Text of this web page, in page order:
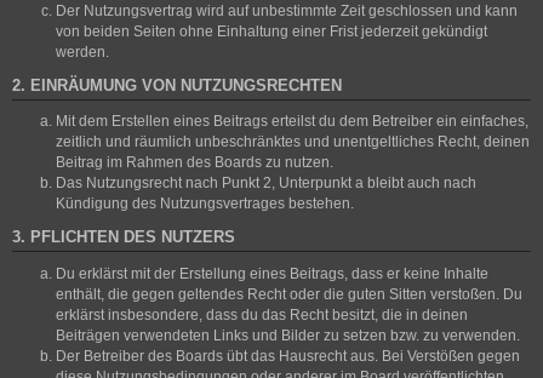
Der Nutzungsvertrag wird auf unbestimmte Zeit geschlossen und kann
von beiden Seiten ohne Einhaltung einer Frist jederzeit gekündigt
werden.
2. EINRÄUMUNG VON NUTZUNGSRECHTEN
Mit dem Erstellen eines Beitrags erteilst du dem Betreiber ein einfaches,
zeitlich und räumlich unbeschränktes und unentgeltliches Recht, deinen
Beitrag im Rahmen des Boards zu nutzen.
Das Nutzungsrecht nach Punkt 2, Unterpunkt a bleibt auch nach
Kündigung des Nutzungsvertrages bestehen.
3. PFLICHTEN DES NUTZERS
Du erklärst mit der Erstellung eines Beitrags, dass er keine Inhalte
enthält, die gegen geltendes Recht oder die guten Sitten verstoßen. Du
erklärst insbesondere, dass du das Recht besitzt, die in deinen
Beiträgen verwendeten Links und Bilder zu setzen bzw. zu verwenden.
Der Betreiber des Boards übt das Hausrecht aus. Bei Verstößen gegen